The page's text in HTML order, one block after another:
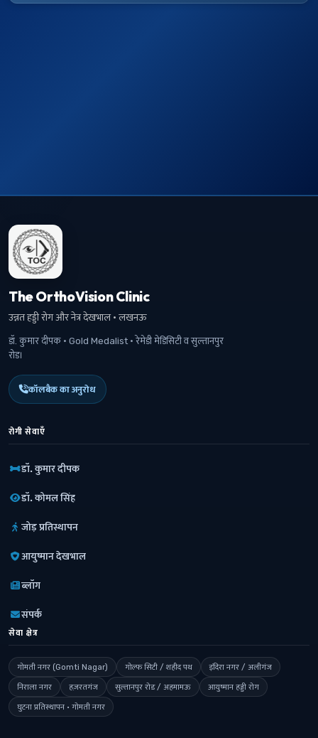
The OrthoVision Clinic
उन्नत हड्डी रोग और नेत्र देखभाल · लखनऊ
डॉ. कुमार दीपक · Gold Medalist · रेमेडी मेडिसिटी व सुल्तानपुर
रोड।
कॉलबैक का अनुरोध
रोगी सेवाएँ
डॉ. कुमार दीपक
डॉ. कोमल सिंह
जोड़ प्रतिस्थापन
आयुष्मान देखभाल
ब्लॉग
संपर्क
सेवा क्षेत्र
गोमती नगर (Gomti Nagar) गोल्फ सिटी / शहीद पथ
इंदिरा नगर / अलीगंज
निराला नगर
हज़रतगंज सुल्तानपुर रोड / अहमामऊ
आयुष्मान हड्डी रोग
घुटना प्रतिस्थापन · गोमती नगर